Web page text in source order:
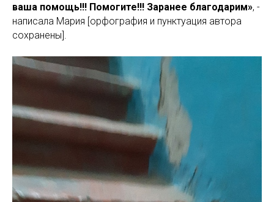
ваша помощь!!! Помогите!!! Заранее благодарим», -
написала Мария [орфография и пунктуация автора
сохранены].